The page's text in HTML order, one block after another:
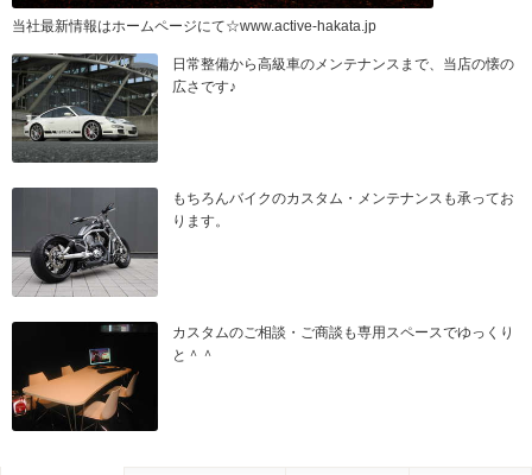
当社最新情報はホームページにて☆www.active-hakata.jp
日常整備から高級車のメンテナンスまで、当店の懐の
広さです♪
もちろんバイクのカスタム・メンテナンスも承ってお
ります。
カスタムのご相談・ご商談も専用スペースでゆっくり
と＾＾